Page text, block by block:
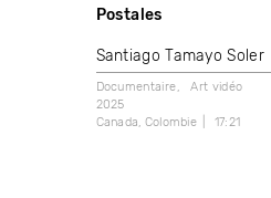
Postales
Santiago Tamayo Soler
Documentaire
Art vidéo
2025
Canada Colombie 17:21